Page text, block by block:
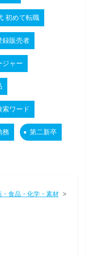
初めて転職
録販売者
ジャー
索ワード
務 第二新卒
・食品・化学・素材>